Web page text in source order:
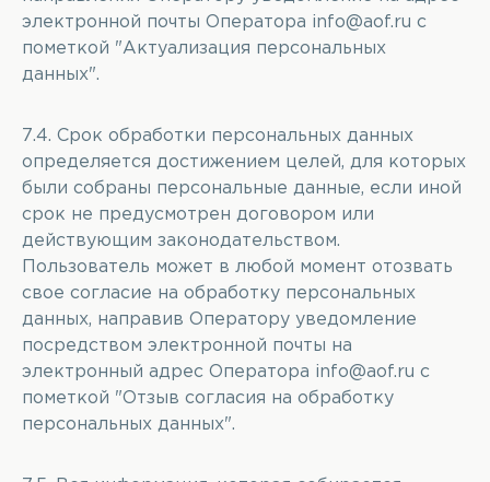
электронной почты Оператора info@aof.ru с
пометкой "Актуализация персональных
данных".
7.4. Срок обработки персональных данных
определяется достижением целей, для которых
были собраны персональные данные, если иной
срок не предусмотрен договором или
действующим законодательством.
Пользователь может в любой момент отозвать
свое согласие на обработку персональных
данных, направив Оператору уведомление
посредством электронной почты на
электронный адрес Оператора info@aof.ru с
пометкой "Отзыв согласия на обработку
персональных данных".